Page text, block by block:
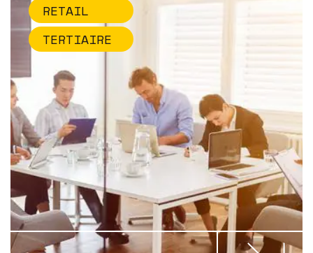
RETAIL
TERTIAIRE